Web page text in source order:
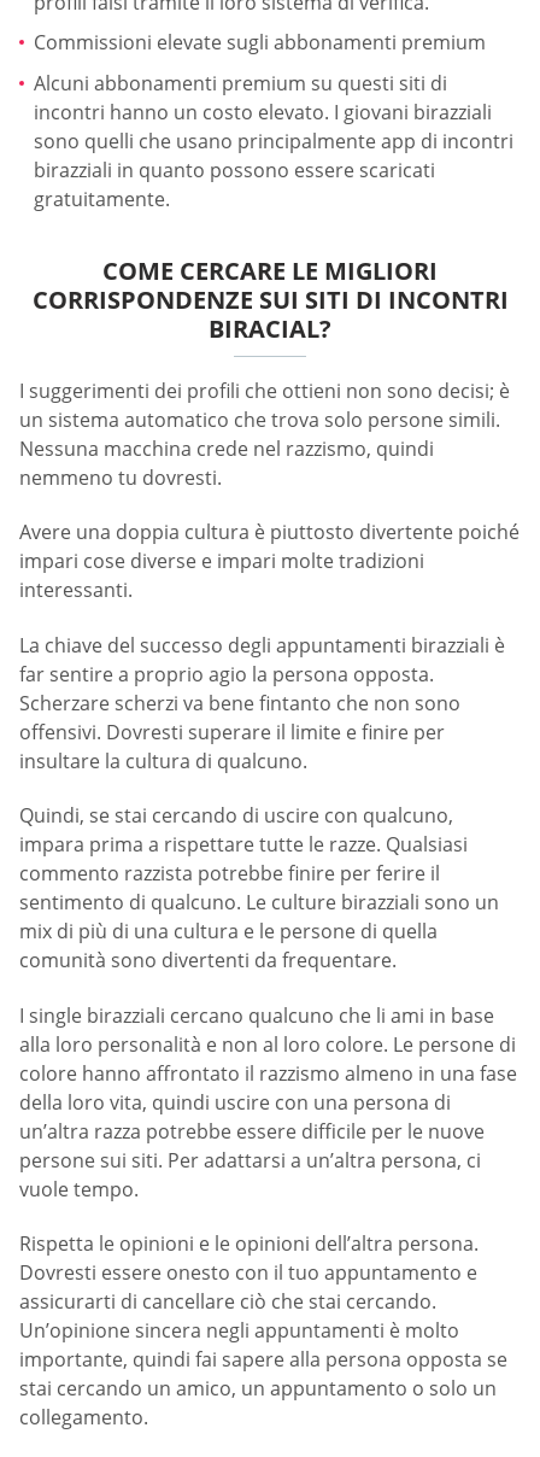
Commissioni elevate sugli abbonamenti premium
Alcuni abbonamenti premium su questi siti di
incontri hanno un costo elevato. I giovani birazziali
sono quelli che usano principalmente app di incontri
birazziali in quanto possono essere scaricati
gratuitamente.
COME CERCARE LE MIGLIORI
CORRISPONDENZE SUI SITI DI INCONTRI
BIRACIAL?
I suggerimenti dei profili che ottieni non sono decisi; è
un sistema automatico che trova solo persone simili.
Nessuna macchina crede nel razzismo, quindi
nemmeno tu dovresti.
Avere una doppia cultura è piuttosto divertente poiché
impari cose diverse e impari molte tradizioni
interessanti.
La chiave del successo degli appuntamenti birazziali è
far sentire a proprio agio la persona opposta.
Scherzare scherzi va bene fintanto che non sono
offensivi. Dovresti superare il limite e finire per
insultare la cultura di qualcuno.
Quindi, se stai cercando di uscire con qualcuno,
impara prima a rispettare tutte le razze. Qualsiasi
commento razzista potrebbe finire per ferire il
sentimento di qualcuno. Le culture birazziali sono un
mix di più di una cultura e le persone di quella
comunità sono divertenti da frequentare.
I single birazziali cercano qualcuno che li ami in base
alla loro personalità e non al loro colore. Le persone di
colore hanno affrontato il razzismo almeno in una fase
della loro vita, quindi uscire con una persona di
un’altra razza potrebbe essere difficile per le nuove
persone sui siti. Per adattarsi a un’altra persona, ci
vuole tempo.
Rispetta le opinioni e le opinioni dell’altra persona.
Dovresti essere onesto con il tuo appuntamento e
assicurarti di cancellare ciò che stai cercando.
Un’opinione sincera negli appuntamenti è molto
importante, quindi fai sapere alla persona opposta se
stai cercando un amico, un appuntamento o solo un
collegamento.